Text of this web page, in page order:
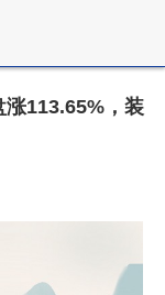
113.65%，装